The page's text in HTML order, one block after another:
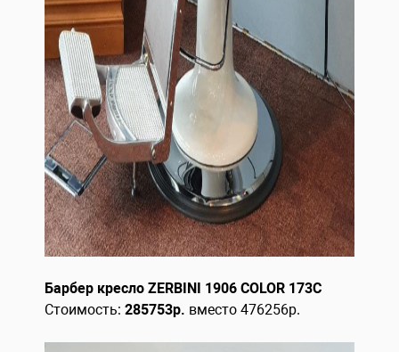
Барбер кресло ZERBINI 1906 COLOR 173С
Стоимость: 285753р. вместо 476256р.